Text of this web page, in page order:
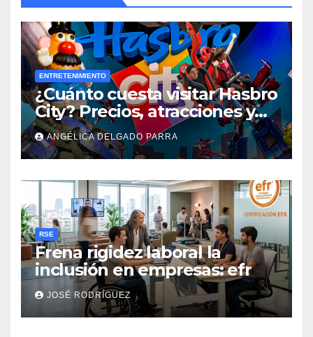
ENTRETENIMIENTO
¿Cuánto cuesta visitar Hasbro
City? Precios, atracciones y
actividades de Summer Fest
ANGÉLICA DELGADO PARRA
RSE
Frena rigidez laboral la
inclusión en empresas: efr
JOSÉ RODRÍGUEZ